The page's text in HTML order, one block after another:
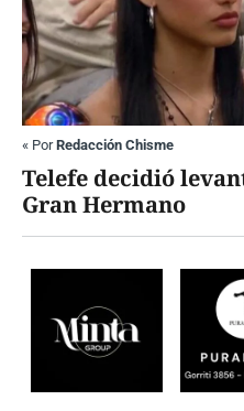
« PorRedacción Chisme
Telefe decidió
Gran Hermano